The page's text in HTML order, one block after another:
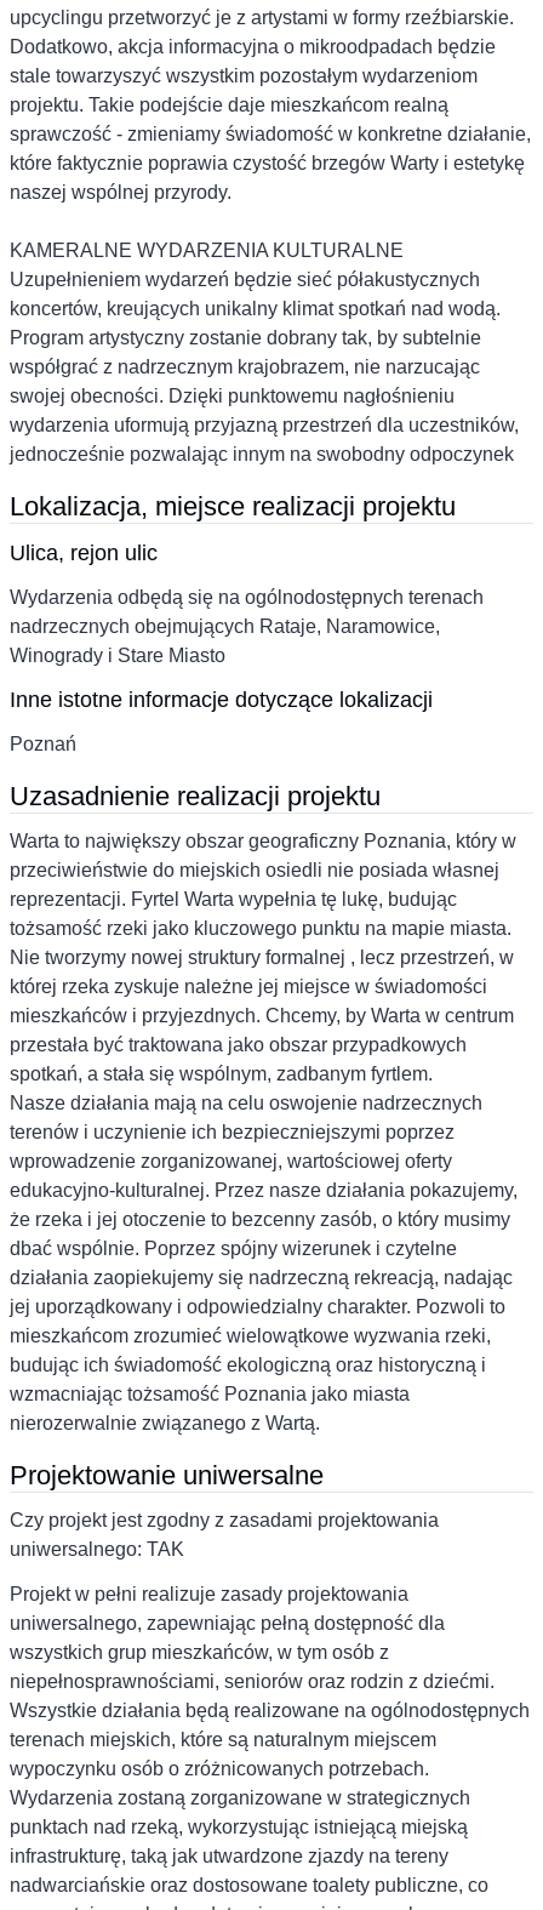
upcyclingu przetworzyć je z artystami w formy rzeźbiarskie.
Dodatkowo, akcja informacyjna o mikroodpadach będzie
stale towarzyszyć wszystkim pozostałym wydarzeniom
projektu. Takie podejście daje mieszkańcom realną
sprawczość - zmieniamy świadomość w konkretne działanie,
które faktycznie poprawia czystość brzegów Warty i estetykę
naszej wspólnej przyrody.
KAMERALNE WYDARZENIA KULTURALNE
Uzupełnieniem wydarzeń będzie sieć półakustycznych
koncertów, kreujących unikalny klimat spotkań nad wodą.
Program artystyczny zostanie dobrany tak, by subtelnie
współgrać z nadrzecznym krajobrazem, nie narzucając
swojej obecności. Dzięki punktowemu nagłośnieniu
wydarzenia uformują przyjazną przestrzeń dla uczestników,
jednocześnie pozwalając innym na swobodny odpoczynek
Lokalizacja, miejsce realizacji projektu
Ulica, rejon ulic
Wydarzenia odbędą się na ogólnodostępnych terenach
nadrzecznych obejmujących Rataje, Naramowice,
Winogrady i Stare Miasto
Inne istotne informacje dotyczące lokalizacji
Poznań
Uzasadnienie realizacji projektu
Warta to największy obszar geograficzny Poznania, który w
przeciwieństwie do miejskich osiedli nie posiada własnej
reprezentacji. Fyrtel Warta wypełnia tę lukę, budując
tożsamość rzeki jako kluczowego punktu na mapie miasta.
Nie tworzymy nowej struktury formalnej , lecz przestrzeń, w
której rzeka zyskuje należne jej miejsce w świadomości
mieszkańców i przyjezdnych. Chcemy, by Warta w centrum
przestała być traktowana jako obszar przypadkowych
spotkań, a stała się wspólnym, zadbanym fyrtlem.
Nasze działania mają na celu oswojenie nadrzecznych
terenów i uczynienie ich bezpieczniejszymi poprzez
wprowadzenie zorganizowanej, wartościowej oferty
edukacyjno-kulturalnej. Przez nasze działania pokazujemy,
że rzeka i jej otoczenie to bezcenny zasób, o który musimy
dbać wspólnie. Poprzez spójny wizerunek i czytelne
działania zaopiekujemy się nadrzeczną rekreacją, nadając
jej uporządkowany i odpowiedzialny charakter. Pozwoli to
mieszkańcom zrozumieć wielowątkowe wyzwania rzeki,
budując ich świadomość ekologiczną oraz historyczną i
wzmacniając tożsamość Poznania jako miasta
nierozerwalnie związanego z Wartą.
Projektowanie uniwersalne
Czy projekt jest zgodny z zasadami projektowania
uniwersalnego: TAK
Projekt w pełni realizuje zasady projektowania
uniwersalnego, zapewniając pełną dostępność dla
wszystkich grup mieszkańców, w tym osób z
niepełnosprawnościami, seniorów oraz rodzin z dziećmi.
Wszystkie działania będą realizowane na ogólnodostępnych
terenach miejskich, które są naturalnym miejscem
wypoczynku osób o zróżnicowanych potrzebach.
Wydarzenia zostaną zorganizowane w strategicznych
punktach nad rzeką, wykorzystując istniejącą miejską
infrastrukturę, taką jak utwardzone zjazdy na tereny
nadwarciańskie oraz dostosowane toalety publiczne, co